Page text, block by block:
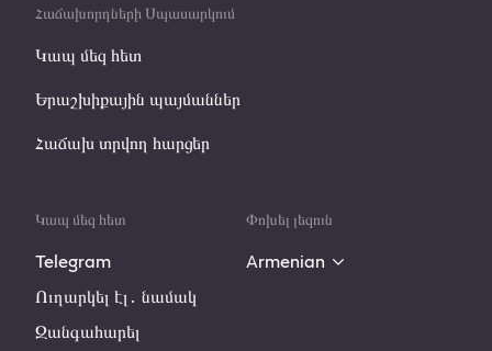
Հաճախորդների Սպասարկում
Կապ մեզ հետ
Երաշխիքային պայմաններ
Հաճախ տրվող հարցեր
Կապ մեզ հետ
Telegram
Ուղարկել էլ․ նամակ
Զանգահարել
Փոխել լեզուն
Armenian